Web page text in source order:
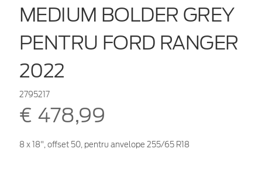
MEDIUM BOLDER GREY
PENTRU FORD RANGER
2022
2795217
€ 478,99
8 x 18", offset 50, pentru anvelope 255/65 R18